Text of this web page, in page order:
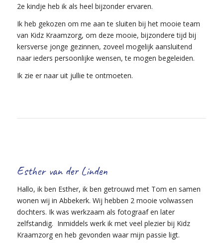
2e kindje heb ik als heel bijzonder ervaren.
Ik heb gekozen om me aan te sluiten bij het mooie team
van Kidz Kraamzorg, om deze mooie, bijzondere tijd bij
kersverse jonge gezinnen, zoveel mogelijk aansluitend
naar ieders persoonlijke wensen, te mogen begeleiden.
Ik zie er naar uit jullie te ontmoeten.
Esther van der Linden
Hallo, ik ben Esther, ik ben getrouwd met Tom en samen
wonen wij in Abbekerk. Wij hebben 2 mooie volwassen
dochters. Ik was werkzaam als fotograaf en later
zelfstandig. Inmiddels werk ik met veel plezier bij Kidz
Kraamzorg en heb gevonden waar mijn passie ligt.